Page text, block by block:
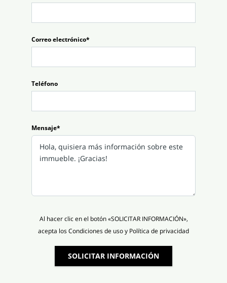
Correo electrónico*
Teléfono
Mensaje*
Al hacer clic en el botón «SOLICITAR INFORMACIÓN»,
acepta los Condiciones de uso y Política de privacidad
SOLICITAR INFORMACIÓN